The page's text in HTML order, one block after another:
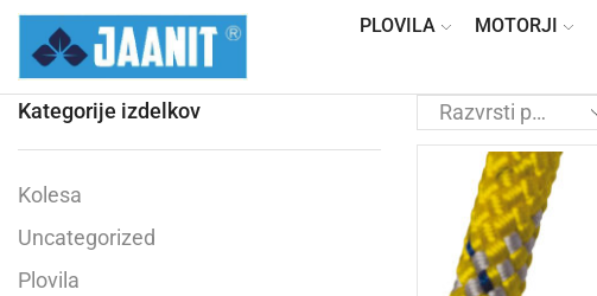
PLOVILA MOTORJI
Kategorije izdelkov
Kolesa
Uncategorized
Plovila